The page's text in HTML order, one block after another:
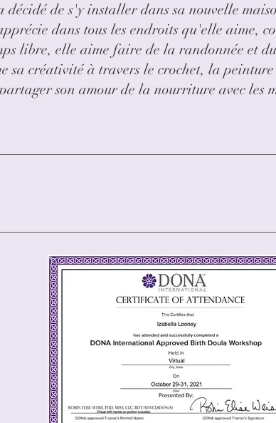
décidé de s'y installer dans sa nouvelle
dans tous les endroits qu'elle aime,
libre, elle aime faire de la randonnée et
sa créativité à travers le crochet, la
son amour de la nourriture avec les